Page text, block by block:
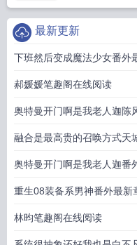
最新更新
下班然后变成魔法少女番外
郝媛媛笔趣阁在线阅读
奥特曼开门啊是我老人迦陈
融合是最高贵的召唤方式天
奥特曼开门啊是我老人迦番
重生08装备系男神番外最新
林昀笔趣阁在线阅读